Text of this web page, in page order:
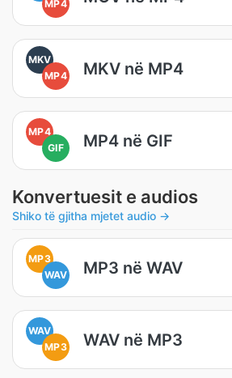
MP4
MKV
MP4
MKV në MP4
MP4
GIF
MP4 në GIF
Konvertuesit e audios
Shiko të gjitha mjetet audio →
MP3
WAV
MP3 në WAV
WAV
MP3
WAV në MP3